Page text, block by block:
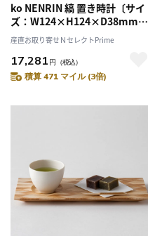
ko NENRIN 縞 置き時計〔サイ
ズ：W124×H124×D38mm、
単三電池1本〕［北海道・離島
配送不可］
産直お取り寄せＮセレクトPrime
17,281 円 （税込）
積算 471 マイル (3倍)